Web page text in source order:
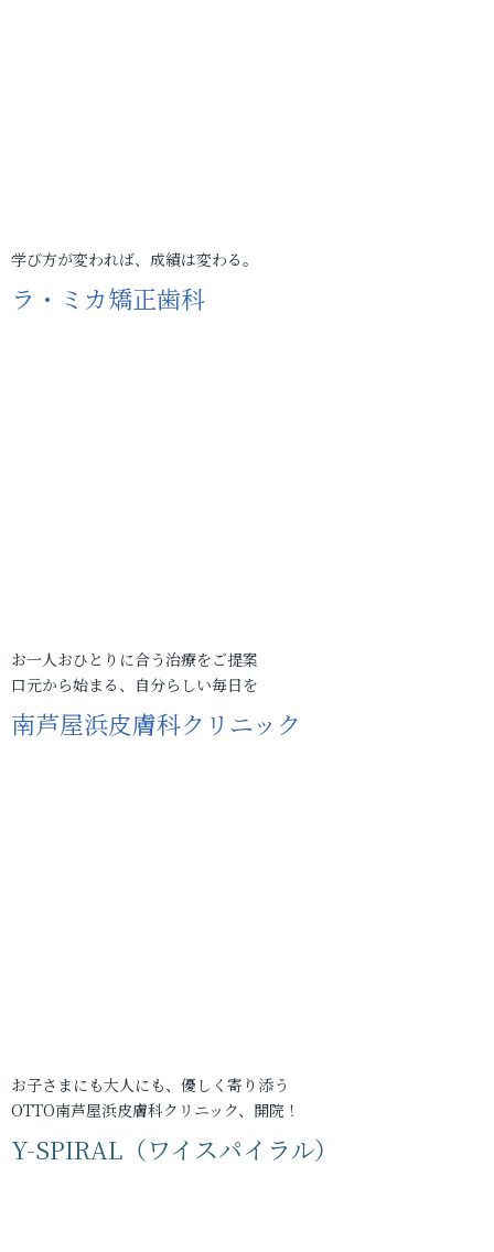
学び方が変われば、成績は変わる。
ラ・ミカ矯正歯科
お一人おひとりに合う治療をご提案
口元から始まる、自分らしい毎日を
南芦屋浜皮膚科クリニック
お子さまにも大人にも、優しく寄り添う
OTTO南芦屋浜皮膚科クリニック、開院！
Y-SPIRAL（ワイスパイラル）